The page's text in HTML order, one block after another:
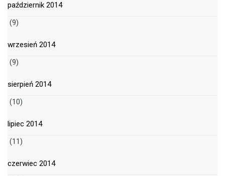
październik 2014
(9)
wrzesień 2014
(9)
sierpień 2014
(10)
lipiec 2014
(11)
czerwiec 2014